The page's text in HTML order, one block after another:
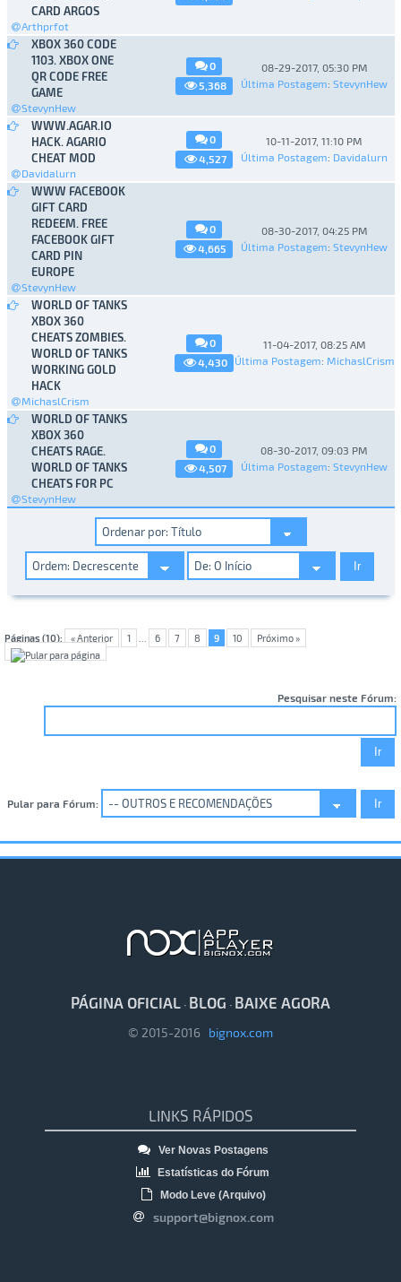
CARD ARGOS
Arthprfot
XBOX 360 CODE
1103. XBOX ONE
QR CODE FREE
GAME
StevynHew
0
5,368
08-29-2017, 05:30 PM
Última Postagem: StevynHew
WWW.AGAR.IO
HACK. AGARIO
CHEAT MOD
Davidalurn
0
4,527
10-11-2017, 11:10 PM
Última Postagem: Davidalurn
WWW FACEBOOK
GIFT CARD
REDEEM. FREE
FACEBOOK GIFT
CARD PIN
EUROPE
StevynHew
0
4,665
08-30-2017, 04:25 PM
Última Postagem: StevynHew
WORLD OF TANKS
XBOX 360
CHEATS ZOMBIES.
WORLD OF TANKS
WORKING GOLD
HACK
MichaslCrism
0
4,430
11-04-2017, 08:25 AM
Última Postagem: MichaslCrism
WORLD OF TANKS
XBOX 360
CHEATS RAGE.
WORLD OF TANKS
CHEATS FOR PC
StevynHew
0
4,507
08-30-2017, 09:03 PM
Última Postagem: StevynHew
Páginas (10): « Anterior 1 6 7 8 9 10 Próximo »
Pesquisar neste Fórum:
Pular para Fórum:
PÁGINA OFICIAL · BLOG · BAIXE AGORA
© 2015-2016 bignox.com
LINKS RÁPIDOS
Ver Novas Postagens
Estatísticas do Fórum
Modo Leve (Arquivo)
support@bignox.com